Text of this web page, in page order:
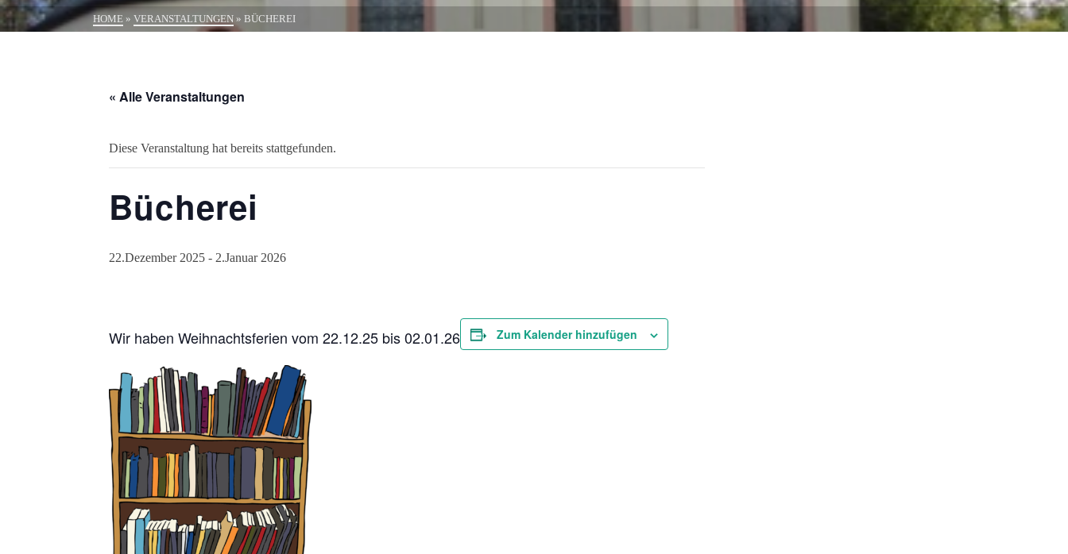
HOME » VERANSTALTUNGEN » BÜCHEREI
« Alle Veranstaltungen
Diese Veranstaltung hat bereits stattgefunden.
Bücherei
22.Dezember 2025 - 2.Januar 2026
Wir haben Weihnachtsferien vom 22.12.25 bis 02.01.26 Zum Kalender hinzufügen